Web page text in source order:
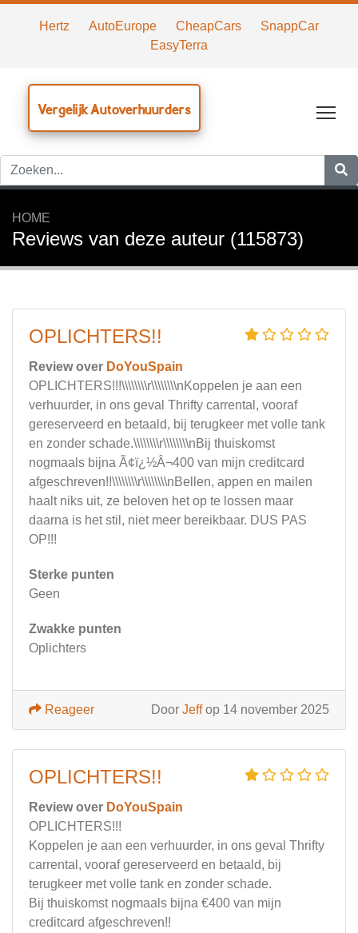
Hertz AutoEurope CheapCars
SnappCar
EasyTerra
Vergelijk Autoverhuurders
HOME
Reviews van deze auteur (115873)
OPLICHTERS!!
Review over DoYouSpain
OPLICHTERS!!!\\\\\\\\r\\\\\\\\nKoppelen je aan een
verhuurder, in ons geval Thrifty carrental, vooraf
gereserveerd en betaald, bij terugkeer met volle tank
en zonder schade.\\\\\\\\r\\\\\\\\nBij thuiskomst
nogmaals bijna Ã¢ï¿½Â¬400 van mijn creditcard
afgeschreven!!\\\\\\\\r\\\\\\\\nBellen, appen en mailen
haalt niks uit, ze beloven het op te lossen maar
daarna is het stil, niet meer bereikbaar. DUS PAS
OP!!!
Sterke punten
Geen
Zwakke punten
Oplichters
Door Jeffop 14 november 2025
Reageer
OPLICHTERS!!
Review over DoYouSpain
OPLICHTERS!!!
Koppelen je aan een verhuurder, in ons geval Thrifty
carrental, vooraf gereserveerd en betaald, bij
terugkeer met volle tank en zonder schade.
Bij thuiskomst nogmaals bijna €400 van mijn
creditcard afgeschreven!!